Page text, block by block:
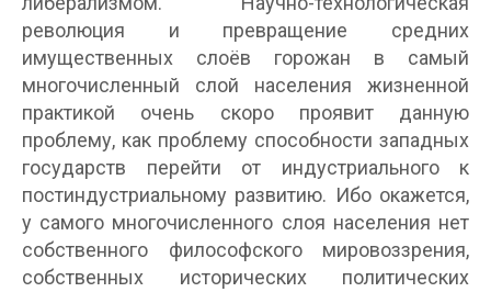
революция и превращение средних
имущественных слоёв горожан в самый
многочисленный слой населения жизненной
практикой очень скоро проявит данную
проблему, как проблему способности западных
государств перейти от индустриального к
постиндустриальному развитию. Ибо окажется,
у самого многочисленного слоя населения нет
собственного философского мировоззрения,
собственных исторических политических